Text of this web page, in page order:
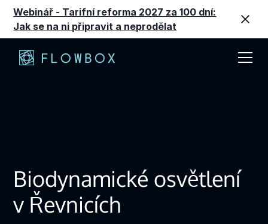
Webinář - Tarifní reforma 2027 za 100 dní:
Jak se na ni připravit a neprodělat
Biodynamické osvětlení
v Řevnicích